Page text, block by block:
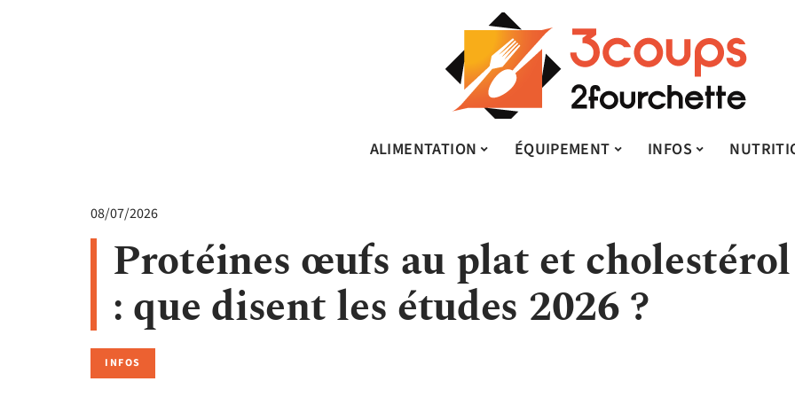
ALIMENTATION ÉQUIPEMENT INFOS
08/07/2026
Protéines œufs au plat et cholestérol
: que disent les études 2026 ?
INFOS